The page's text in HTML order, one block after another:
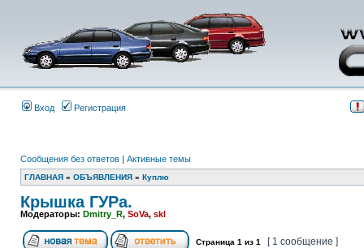
Вход Регистрация
Сообщения без ответов | Активные темы
ГЛАВНАЯ » ОБЪЯВЛЕНИЯ » Куплю
Крышка ГУРа.
Модераторы: Dmitry_R, SoVa, skl
Страница 1 из 1 [ 1 сообщение ]